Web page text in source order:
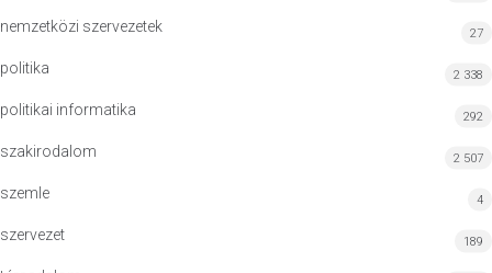
nemzetközi szervezetek 27
politika 2 338
politikai informatika 292
szakirodalom 2 507
szemle 4
szervezet 189